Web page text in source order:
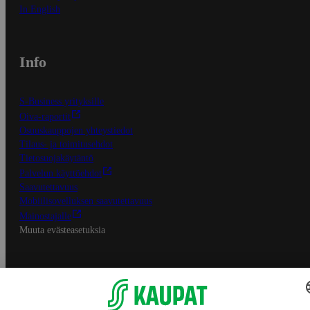
In English
Info
S-Business yrityksille
Oiva-raportit
Osuuskauppojen yhteystiedot
Tilaus- ja toimitusehdot
Tietosuojakäytäntö
Palvelun käyttöehdot
Saavutettavuus
Mobiilisovelluksen saavutettavuus
Mainostajalle
Muuta evästeasetuksia
S-ryhmän palvelut